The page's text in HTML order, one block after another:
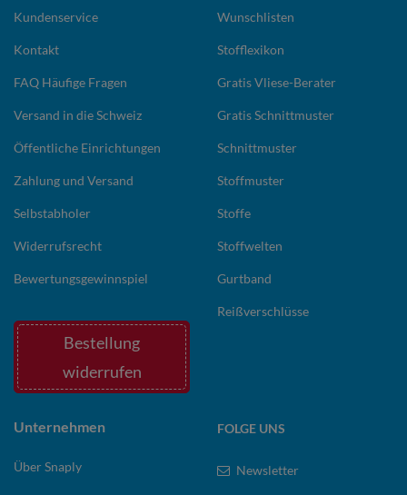
Kundenservice
Kontakt
FAQ Häufige Fragen
Versand in die Schweiz
Öffentliche Einrichtungen
Zahlung und Versand
Selbstabholer
Widerrufsrecht
Bewertungsgewinnspiel
Bestellung
widerrufen
Wunschlisten
Stofflexikon
Gratis Vliese-Berater
Gratis Schnittmuster
Schnittmuster
Stoffmuster
Stoffe
Stoffwelten
Gurtband
Reißverschlüsse
Unternehmen
Über Snaply
FOLGE UNS
Newsletter